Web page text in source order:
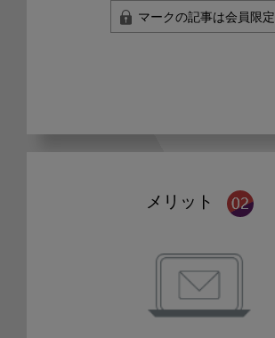
マークの記事は会員限定
メリット